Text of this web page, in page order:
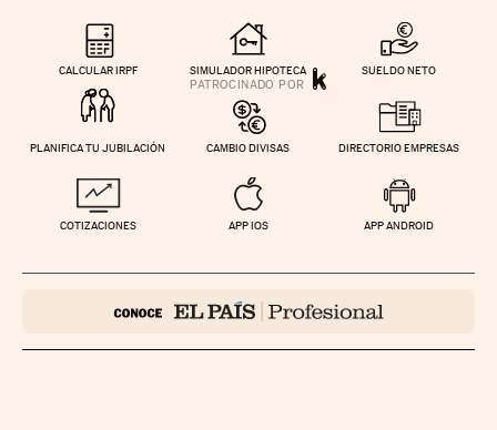
CALCULAR IRPF SIMULADOR HIPOTECA SUELDO NETO
PLANIFICA TU JUBILACIÓN CAMBIO DIVISAS DIRECTORIO EMPRESAS
COTIZACIONES APP IOS APP ANDROID